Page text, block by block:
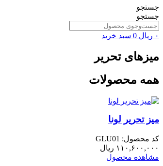
جستجو
جستجو
۰ ریال 0 سبد خرید
میزهای تحریر
همه محصولات
میز تحریر لونا
کد محصول: GLU01
۱۱۰,۶۰۰,۰۰۰ ریال
مشاهده محصول